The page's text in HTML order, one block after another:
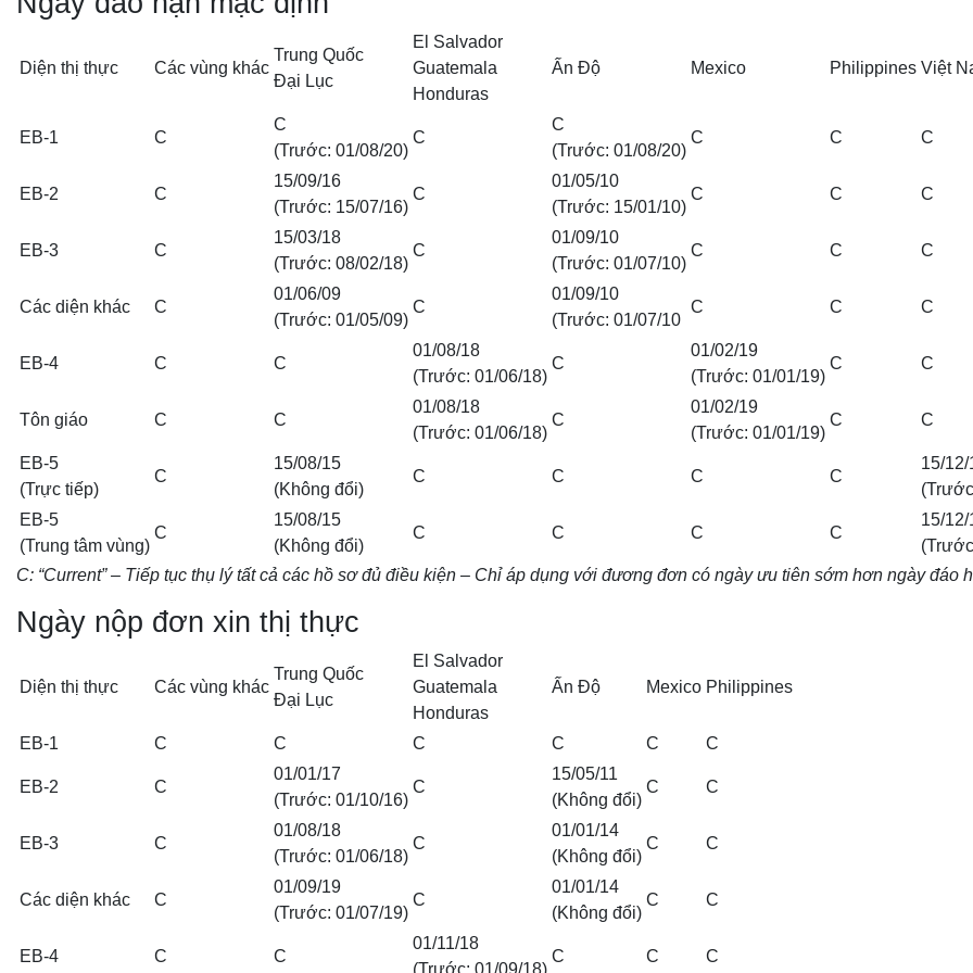
Diện thị thực Các vùng khác
Trung Quốc
Đại Lục
El Salvador
Guatemala
Honduras
Ấn Độ Mexico Philippines Việt
EB-1 C
C
(Trước: 01/08/20)
C
C
(Trước: 01/08/20)
C C C
EB-2 C
15/09/16
(Trước: 15/07/16)
C
01/05/10
(Trước: 15/01/10)
C C C
EB-3 C
15/03/18
(Trước: 08/02/18)
C
01/09/10
(Trước: 01/07/10)
C C C
Các diện khác C
01/06/09
(Trước: 01/05/09)
C
01/09/10
(Trước: 01/07/10
C C C
EB-4 C C
01/08/18
(Trước: 01/06/18)
C
01/02/19
(Trước: 01/01/19)
C C
Tôn giáo C C
01/08/18
(Trước: 01/06/18)
C
01/02/19
(Trước: 01/01/19)
C C
EB-5
(Trực tiếp)
C
15/08/15
(Không đổi)
C C C C
15/12/
EB-5
(Trung tâm vùng)
C
15/08/15
(Không đổi)
C C C C
15/12/
C: “Current” – Tiếp tục thụ lý tất cả các hồ sơ đủ điều kiện – Chỉ áp dụng với đương đơn có ngày ưu tiên sớm hơn ngày đáo
Ngày nộp đơn xin thị thực
Diện thị thực Các vùng khác
Trung Quốc
Đại Lục
El Salvador
Guatemala
Honduras
Ấn Độ Mexico Philippines
EB-1 C C C C C C
EB-2 C
01/01/17
(Trước: 01/10/16)
C
15/05/11
(Không đổi)
C C
EB-3 C
01/08/18
(Trước: 01/06/18)
C
01/01/14
(Không đổi)
C C
Các diện khác C
01/09/19
(Trước: 01/07/19)
C
01/01/14
(Không đổi)
C C
EB-4 C C
01/11/18
C C C